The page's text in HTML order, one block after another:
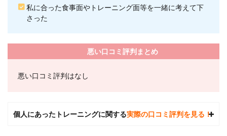
ナー
の交
代は
7.24/7
はど
私に合った食事面やトレーニング面等を一緒に考えて下
さった
悪い口コミ評判まとめ
悪い口コミ評判はなし
個人にあったトレーニングに関する実際の口コミ評判を見る！